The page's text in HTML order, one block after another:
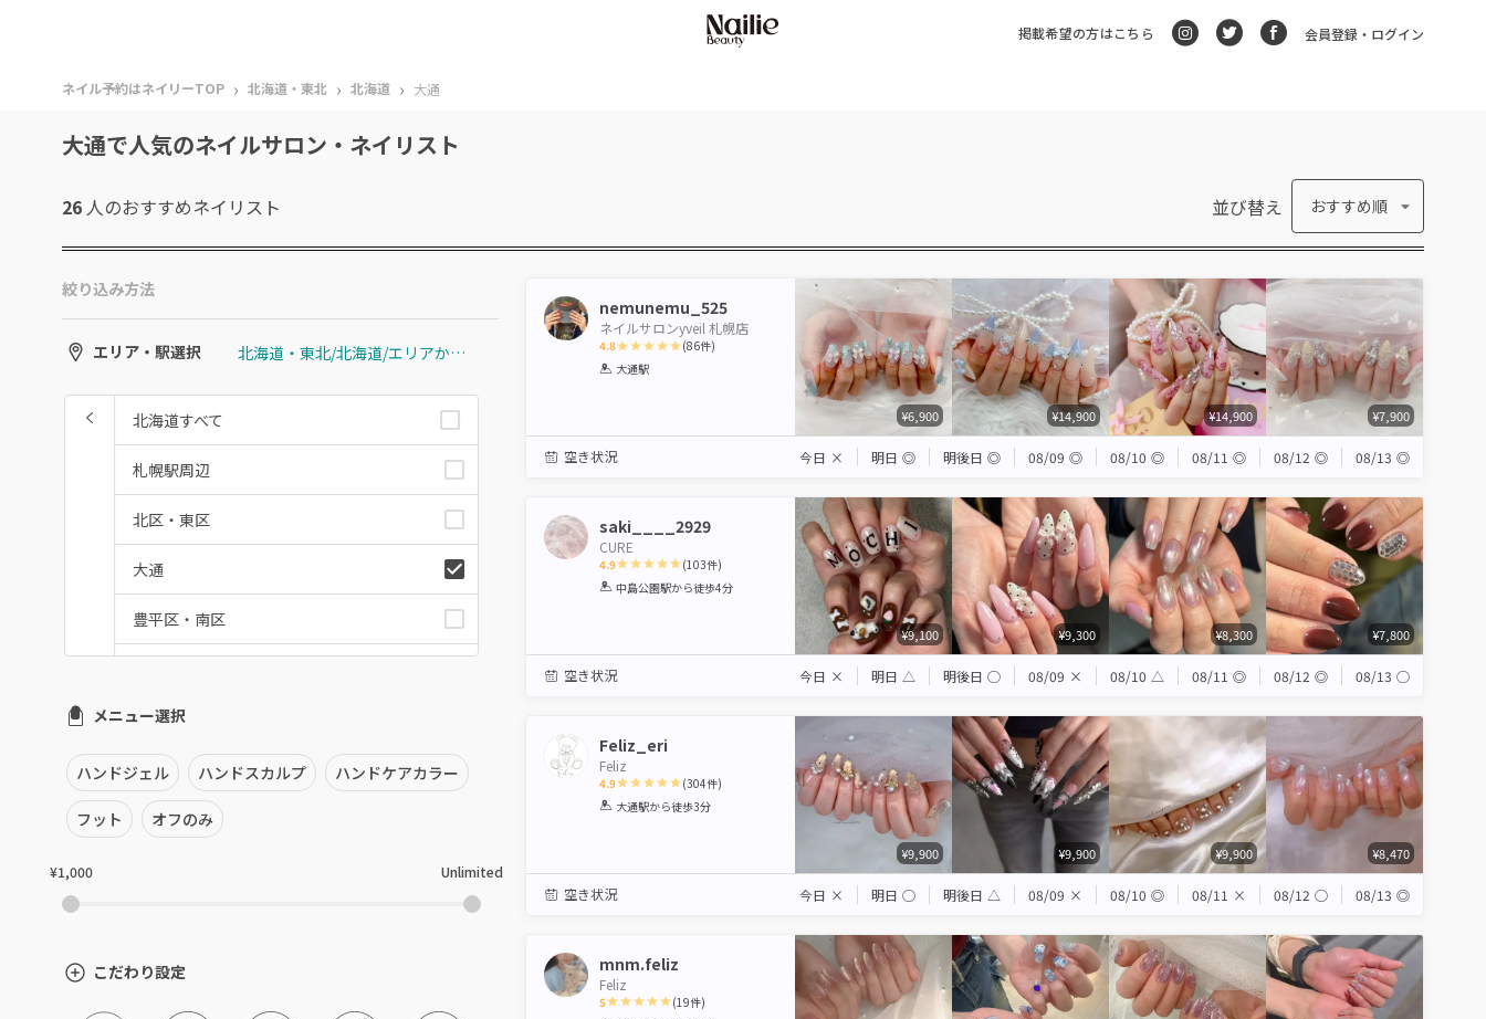
掲載希望の方はこちら 会員登録・ログイン
ネイル予約はネイリーTOP › 北海道・東北 › 北海道 › 大通
大通で人気のネイルサロン・ネイリスト
26 人のおすすめネイリスト 並び替え おすすめ順
絞り込み方法
エリア・駅選択 北海道・東北/北海道/エリアから選ぶ/大通
北海道すべて
札幌駅周辺
北区・東区
大通
豊平区・南区
円山周辺
白石区・厚別区・清田区
すすきの・市電沿線
室蘭・登別・苫小牧
メニュー選択
ハンドジェル ハンドスカルプ ハンドケアカラー
フット オフのみ
¥1,000 Unlimited
こだわり設定
nemunemu_525
ネイルサロンyveil 札幌店
4.8
1 2 3
(86件)
大通駅
¥6,900 ¥14,900 ¥14,900 ¥7,900
空き状況 今日 × 明日 ◎ 明後日 ◎ 08/09 ◎ 08/10 ◎ 08/11 ◎ 08/12 ◎ 08/13 ◎
saki____2929
CURE
4.9
1 2 3 4 5
(103件)
中島公園駅から徒歩4分
¥9,100 ¥9,300 ¥8,300 ¥7,800
空き状況 今日 × 明日 △ 明後日 ◯ 08/09 × 08/10 △ 08/11 ◎ 08/12 ◎ 08/13 ◯
Feliz_eri
Feliz
4.9
1 2 3 4 5
(304件)
大通駅から徒歩3分
¥9,900 ¥9,900 ¥9,900 ¥8,470
空き状況 今日 × 明日 ◯ 明後日 △ 08/09 × 08/10 ◎ 08/11 × 08/12 ◯ 08/13 ◎
mnm.feliz
Feliz
5 (19件)